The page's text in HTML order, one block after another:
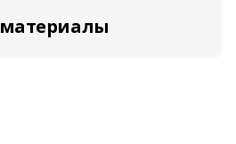
материалы